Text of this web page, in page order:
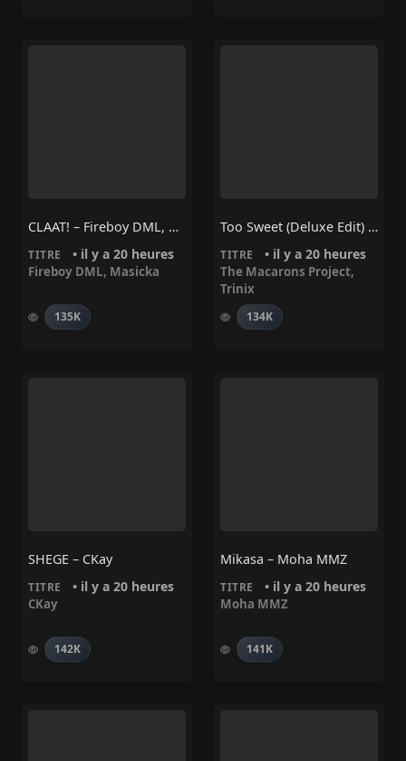
CLAAT! – Fireboy DML, Masicka
TITRE • il y a 20 heures
Fireboy DML, Masicka
135K
Too Sweet (Deluxe Edit) – Trinix, The Macarons Project
TITRE • il y a 20 heures
The Macarons Project,
Trinix
134K
SHEGE – CKay
TITRE • il y a 20 heures
CKay
142K
Mikasa – Moha MMZ
TITRE • il y a 20 heures
Moha MMZ
141K